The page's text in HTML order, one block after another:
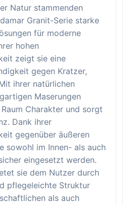
Natur stammenden
Granit-Serie starke
für moderne
hohen
zeigt sie eine
gegen Kratzer,
ihrer natürlichen
Maserungen
Charakter und sorgt
Dank ihrer
gegenüber äußeren
sowohl im Innen- als auch
eingesetzt werden.
sie dem Nutzer durch
pflegeleichte Struktur
als auch